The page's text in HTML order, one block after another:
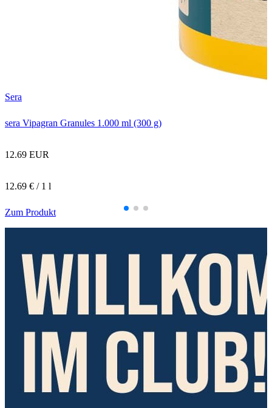
Sera
sera Vipagran Granules 1.000 ml (300 g)
12.69 EUR
12.69 € / 1 l
Zum Produkt